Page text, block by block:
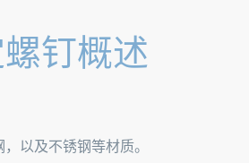
钉概述
以及不锈钢等材质。